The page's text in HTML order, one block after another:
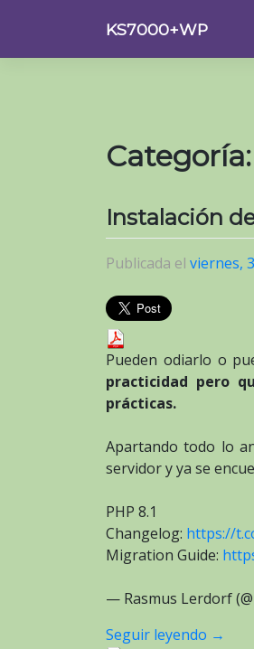
contenido
KS7000+WP
Categoría:
Instalación
Publicada el viernes,
Pueden odiarlo o
practicidad pero
prácticas.
Apartando todo lo
servidor y ya se
PHP 8.1
Changelog: https://
Migration Guide:
— Rasmus Lerdorf
Seguir leyendo →